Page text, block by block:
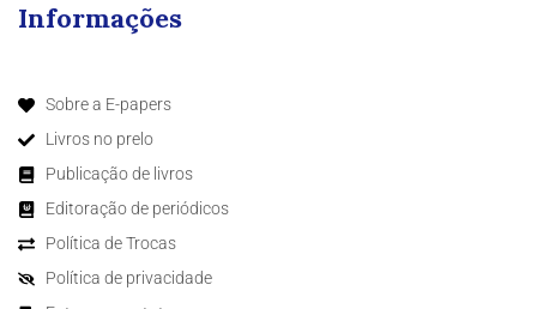
Informações
Sobre a E-papers
Livros no prelo
Publicação de livros
Editoração de periódicos
Política de Trocas
Política de privacidade